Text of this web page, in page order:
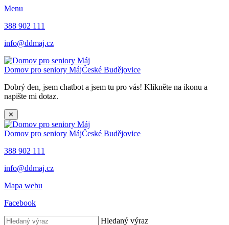
Menu
388 902 111
info@ddmaj.cz
Domov pro seniory MájČeské Budějovice
Dobrý den, jsem chatbot a jsem tu pro vás! Klikněte na ikonu a
napište mi dotaz.
✕
Domov pro seniory MájČeské Budějovice
388 902 111
info@ddmaj.cz
Mapa webu
Facebook
Hledaný výraz